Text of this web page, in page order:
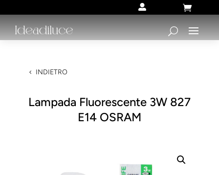
 
INDIETRO
Lampada Fluorescente 3W 827
E14 OSRAM